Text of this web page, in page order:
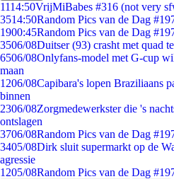
1114:50VrijMiBabes #316 (not very
3514:50Random Pics van de Dag
1900:45Random Pics van de Dag
3506/08Duitser (93) crasht met quad
6506/08Onlyfans-model met G-cup
maan
1206/08Capibara's lopen Braziliaans
binnen
2306/08Zorgmedewerkster die 's
ontslagen
3706/08Random Pics van de Dag
3405/08Dirk sluit supermarkt op de
agressie
1205/08Random Pics van de Dag